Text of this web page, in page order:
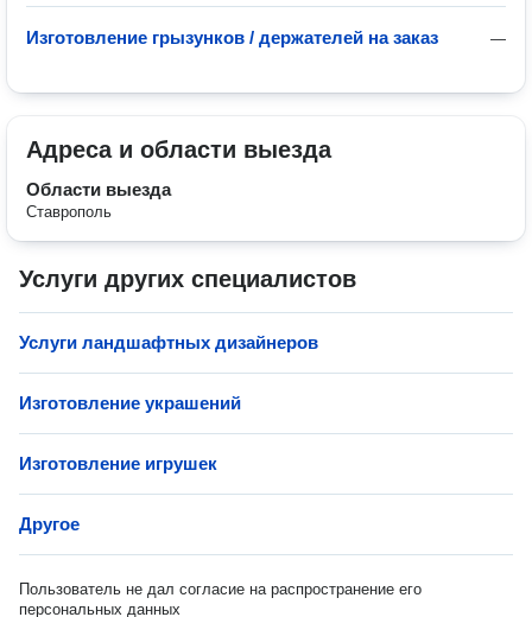
—
Изготовление грызунков / держателей на заказ
Адреса и области выезда
Области выезда
Ставрополь
Услуги других специалистов
Услуги ландшафтных дизайнеров
Изготовление украшений
Изготовление игрушек
Другое
Пользователь не дал согласие на распространение его
персональных данных